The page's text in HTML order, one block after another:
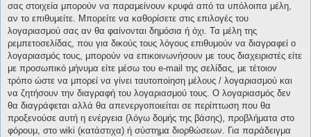
σας στοιχεία μπορούν να παραμείνουν κρυφά από τα υπόλοιπα μέλη,
αν το επιθυμείτε. Μπορείτε να καθορίσετε στις επιλογές του
λογαριασμού σας αν θα φαίνονται δημόσια ή όχι. Τα μέλη της
ρεμπετοσελίδας, που για δικούς τους λόγους επιθυμούν να διαγραφεί ο
λογαριασμός τους, μπορούν να επικοινωνήσουν με τους διαχειριστές είτε
με προσωπικό μήνυμα είτε μέσω του e-mail της σελίδας, με τέτοιον
τρόπο ώστε να μπορεί να γίνει ταυτοποίηση μέλους / λογαριασμού και
να ζητήσουν την διαγραφή του λογαριασμού τους. Ο λογαριασμός δεν
θα διαγράφεται αλλά θα απενεργοποιείται σε περίπτωση που θα
προξενούσε αυτή η ενέργεια (λόγω δομής της βάσης), προβλήματα στο
φόρουμ, στο wiki (κατάστιχα) ή σύστημα διορθώσεων. Για παράδειγμα